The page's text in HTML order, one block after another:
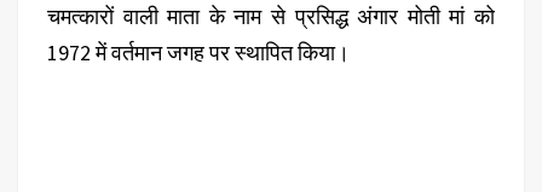
चमत्कारों वाली माता के नाम से प्रसिद्ध अंगार मोती मां को
1972 में वर्तमान जगह पर स्थापित किया।